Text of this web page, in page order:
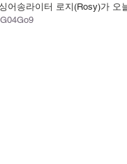
어송라이터 로지(Rosy)가 오